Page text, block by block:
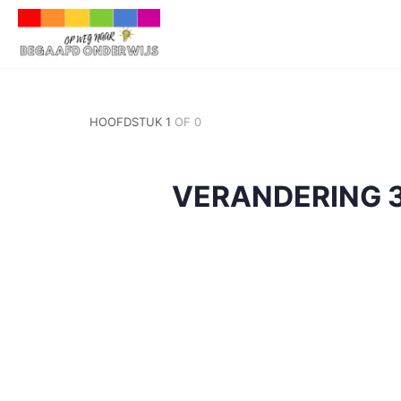
HOOFDSTUK 1 OF 0
VERANDERING